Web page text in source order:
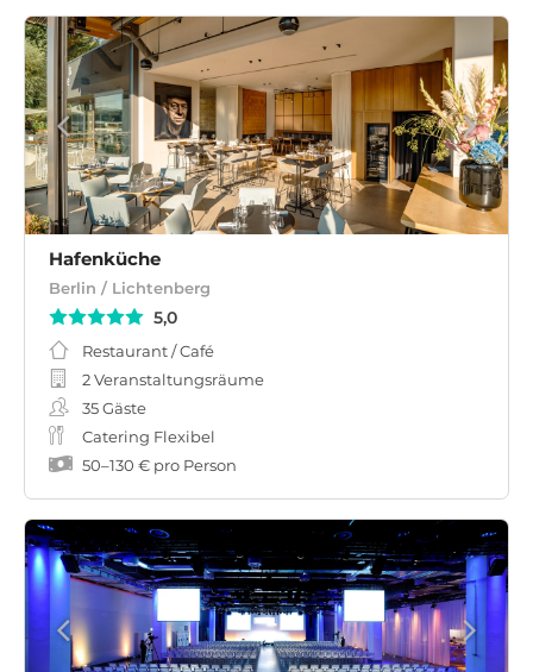
Hafenküche
Berlin / Lichtenberg
5,0
Restaurant / Café
2 Veranstaltungsräume
35Gäste
Catering Flexibel
50–130 € pro Person